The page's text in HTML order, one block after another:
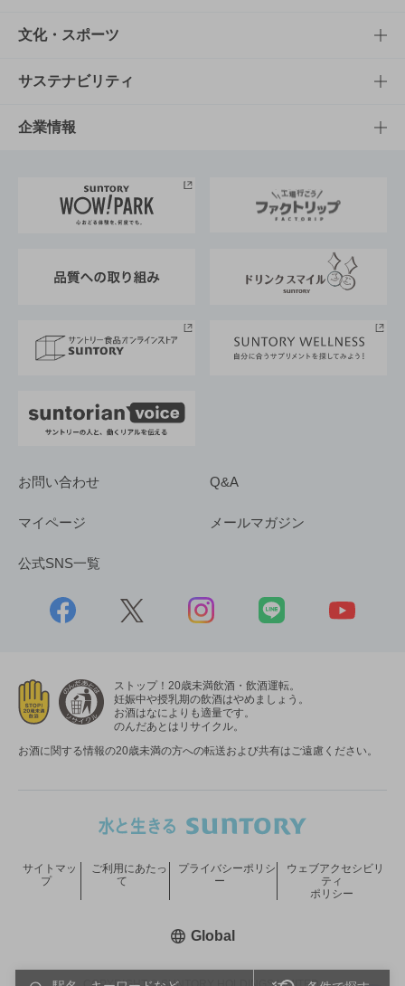
商品一覧
商品発売情報
栄養成分一覧
知る・楽しむTOP
キャンペーン
工場見学
地域情報
文化・スポーツ
文化・スポーツTOP
サントリーホール
サントリーサンバーズ大阪
サステナビリティ
サステナビリティTOP
サントリーが考えるサステナビリティ経営
企業情報
企業概要
採用情報
お問い合わせ Q&A
マイページ メールマガジン
公式SNS一覧
ストップ！20歳未満飲酒・飲酒運転。
妊娠中や授乳期の飲酒はやめましょう。
お酒はなによりも適量です。
のんだあとはリサイクル。
お酒に関する情報の20歳未満の方への転送および共有はご遠慮ください。
サイトマッ
プ
ご利用にあたっ
て
プライバシーポリシ
ー
ウェブアクセシビリ
ティ
ポリシー
Global新しいウィンドウで開く